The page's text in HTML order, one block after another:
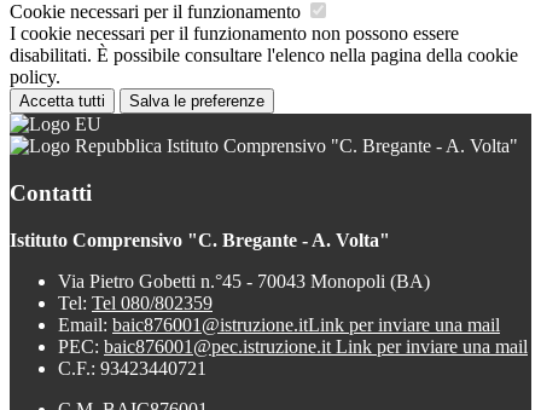
Cookie necessari per il funzionamento
I cookie necessari per il funzionamento non possono essere
disabilitati. È possibile consultare l'elenco nella pagina della cookie
policy.
Accetta tutti Salva le preferenze
Istituto Comprensivo "C. Bregante - A. Volta"
Contatti
Istituto Comprensivo "C. Bregante - A. Volta"
Via Pietro Gobetti n.°45 - 70043 Monopoli (BA)
Tel: Tel 080/802359
Email: baic876001@istruzione.itLink per inviare una mail
PEC: baic876001@pec.istruzione.it Link per inviare una mail
C.F.: 93423440721